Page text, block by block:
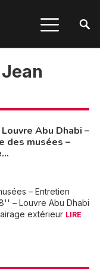
Abu Dhabi –
des musées –
– Entretien
– Louvre Abu Dhabi
extérieur LIRE